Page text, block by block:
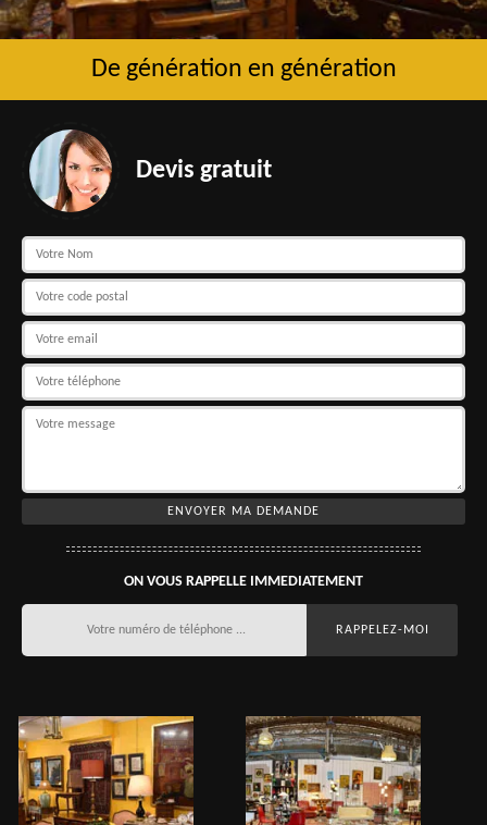
De génération en génération
Devis gratuit
ON VOUS RAPPELLE IMMEDIATEMENT